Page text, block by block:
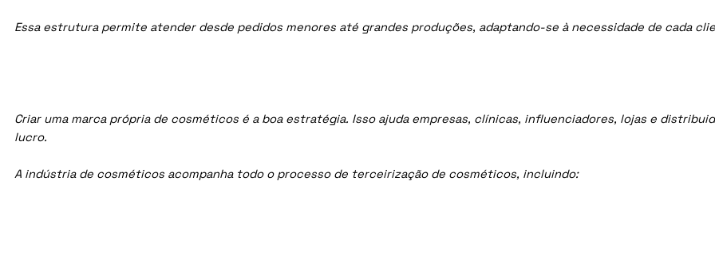
Essa estrutura permite atender desde pedidos menores até grandes produções, adaptando-se à necessidade de cada
Criar uma marca própria de cosméticos é a boa estratégia. Isso ajuda empresas, clínicas, influenciadores, lojas e
lucro.
A indústria de cosméticos acompanha todo o processo de terceirização de cosméticos, incluindo: